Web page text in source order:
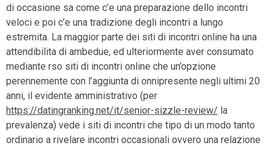
di occasione sa come c’e una preparazione dello incontri
veloci e poi c’e una tradizione degli incontri a lungo
estremita. La maggior parte dei siti di incontri online ha una
attendibilita di ambedue, ed ulteriormente aver consumato
mediante rso siti di incontri online che un’opzione
perennemente con l’aggiunta di onnipresente negli ultimi 20
anni, il evidente amministrativo (per
https://datingranking.net/it/senior-sizzle-review/ la
prevalenza) vede i siti di incontri che tipo di un modo tanto
ordinario a rivelare incontri occasionali ovvero una relazione